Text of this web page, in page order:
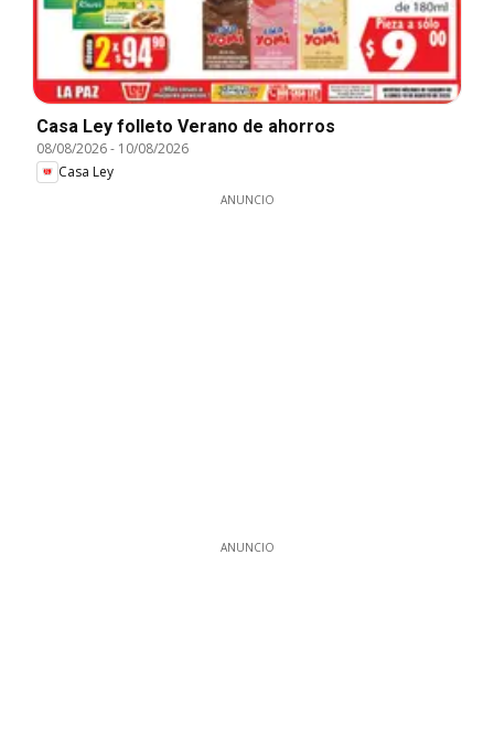
Casa Ley folleto Verano de ahorros
08/08/2026- 10/08/2026
Casa Ley
ANUNCIO
ANUNCIO